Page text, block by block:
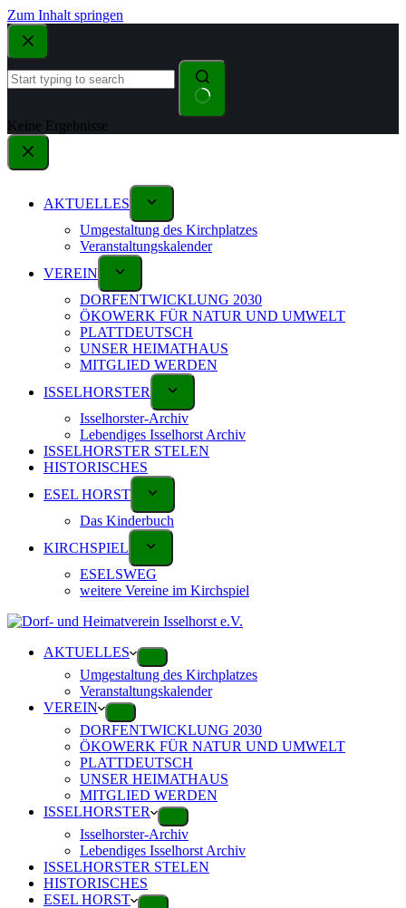
Zum Inhalt springen
Keine Ergebnisse
AKTUELLES
Umgestaltung des Kirchplatzes
Veranstaltungskalender
VEREIN
DORFENTWICKLUNG 2030
ÖKOWERK FÜR NATUR UND UMWELT
PLATTDEUTSCH
UNSER HEIMATHAUS
MITGLIED WERDEN
ISSELHORSTER
Isselhorster-Archiv
Lebendiges Isselhorst Archiv
ISSELHORSTER STELEN
HISTORISCHES
ESEL HORST
Das Kinderbuch
KIRCHSPIEL
ESELSWEG
weitere Vereine im Kirchspiel
AKTUELLES
Umgestaltung des Kirchplatzes
Veranstaltungskalender
VEREIN
DORFENTWICKLUNG 2030
ÖKOWERK FÜR NATUR UND UMWELT
PLATTDEUTSCH
UNSER HEIMATHAUS
MITGLIED WERDEN
ISSELHORSTER
Isselhorster-Archiv
Lebendiges Isselhorst Archiv
ISSELHORSTER STELEN
HISTORISCHES
ESEL HORST